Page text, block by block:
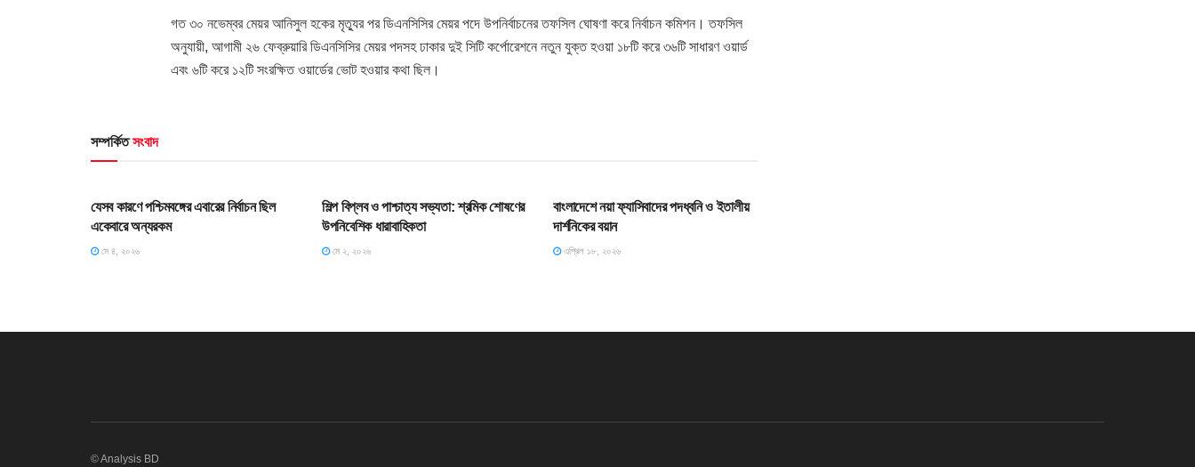
গত ৩০ নভেম্বর মেয়র আনিসুল হকের মৃত্যুর পর ডিএনসিসির মেয়র পদে উপনির্বাচনের তফসিল ঘোষণা করে নির্বাচন কমিশন। তফসিল
অনুযায়ী, আগামী ২৬ ফেব্রুয়ারি ডিএনসিসির মেয়র পদসহ ঢাকার দুই সিটি কর্পোরেশনে নতুন যুক্ত হওয়া ১৮টি করে ৩৬টি সাধারণ ওয়ার্ড
এবং ৬টি করে ১২টি সংরক্ষিত ওয়ার্ডের ভোট হওয়ার কথা ছিল।
সম্পর্কিতসংবাদ
যেসব কারণে পশ্চিমবঙ্গের এবারের নির্বাচন ছিল
একেবারে অন্যরকম
মে ৪, ২০২৬
শিল্প বিপ্লব ও পাশ্চাত্য সভ্যতা: শ্রমিক শোষণের
উপনিবেশিক ধারাবাহিকতা
মে ২, ২০২৬
বাংলাদেশে নয়া ফ্যাসিবাদের পদধ্বনি ও ইতালীয়
দার্শনিকের বয়ান
এপ্রিল ১৮, ২০২৬
© Analysis BD